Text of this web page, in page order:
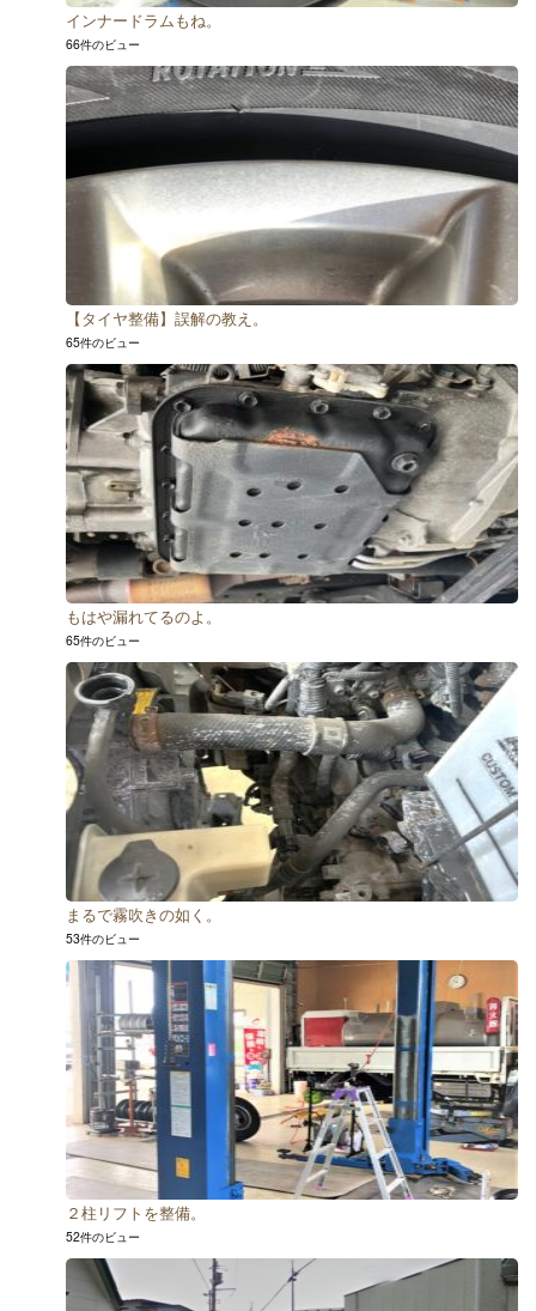
インナードラムもね。
66件のビュー
【タイヤ整備】誤解の教え。
65件のビュー
もはや漏れてるのよ。
65件のビュー
まるで霧吹きの如く。
53件のビュー
２柱リフトを整備。
52件のビュー